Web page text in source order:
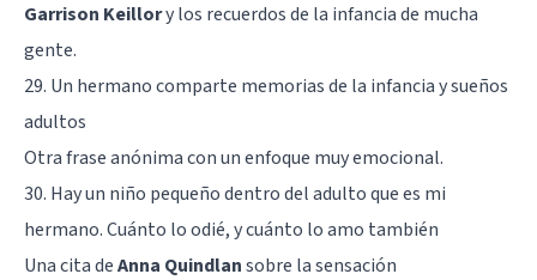
Garrison Keillory los recuerdos de la infancia de mucha
gente.
29. Un hermano comparte memorias de la infancia y sueños
adultos
Otra frase anónima con un enfoque muy emocional.
30. Hay un niño pequeño dentro del adulto que es mi
hermano. Cuánto lo odié, y cuánto lo amo también
Una cita deAnna Quindlansobre la sensación